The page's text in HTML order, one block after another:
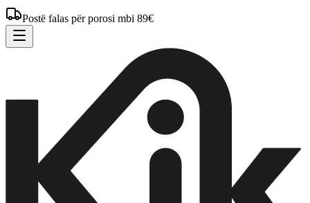
Postë falas për porosi mbi 89€